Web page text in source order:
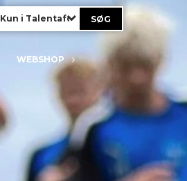
Kun i Talentafdeling
WEBSHOP